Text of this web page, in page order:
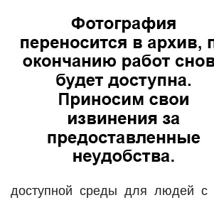
доступной среды для людей с